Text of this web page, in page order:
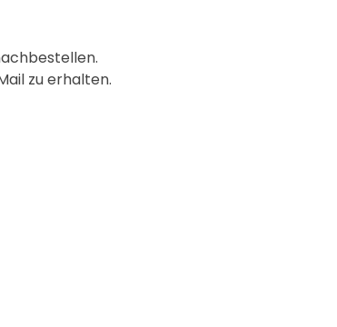
zu erhalten.